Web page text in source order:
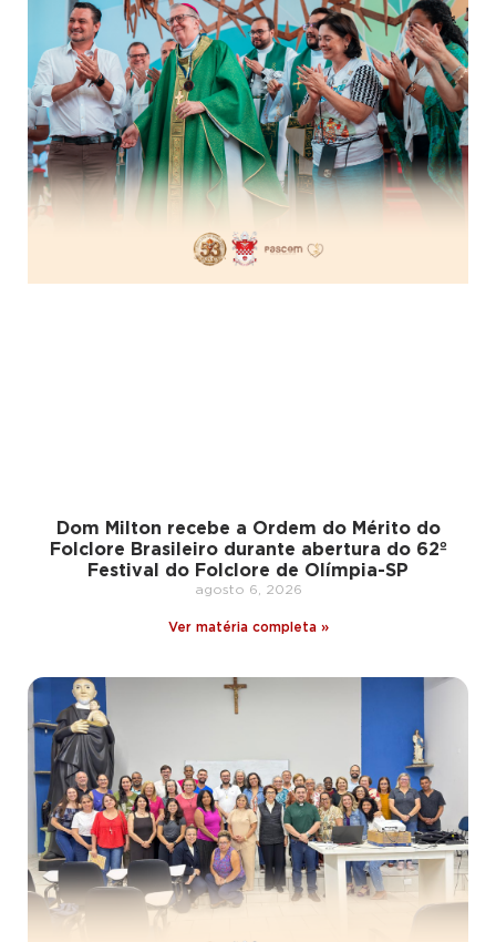
Dom Milton recebe a Ordem do Mérito do
Folclore Brasileiro durante abertura do 62º
Festival do Folclore de Olímpia-SP
agosto 6, 2026
Ver matéria completa »